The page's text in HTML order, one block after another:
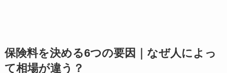
保険料を決める6つの要因｜なぜ人によっ
て相場が違う？